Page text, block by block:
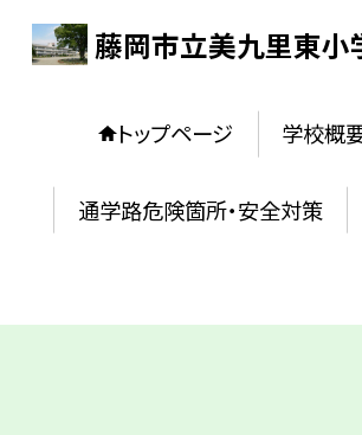
藤岡市立美九里東小
トップページ 学校概
通学路危険箇所・安全対策